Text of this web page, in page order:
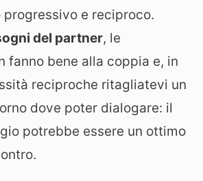
e reciproco.
del partner, le
fanno bene alla coppia e, in
reciproche ritagliatevi un
dove poter dialogare: il
potrebbe essere un ottimo